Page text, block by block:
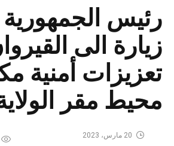
رئيس
زيارة الى
تعزيزات أمنية
محيط مقر
20 مارس، 2023